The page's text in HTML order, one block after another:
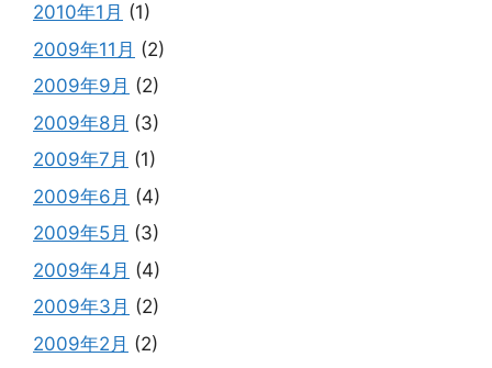
2010年1月 (1)
2009年11月 (2)
2009年9月 (2)
2009年8月 (3)
2009年7月 (1)
2009年6月 (4)
2009年5月 (3)
2009年4月 (4)
2009年3月 (2)
2009年2月 (2)